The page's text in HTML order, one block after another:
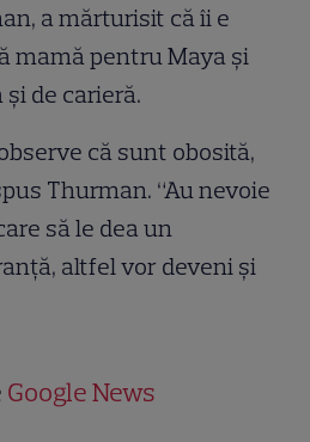
a mărturisit că îi e
mamă pentru Maya şi
şi de carieră.
că sunt obosită,
Thurman. “Au nevoie
să le dea un
altfel vor deveni şi
Google News